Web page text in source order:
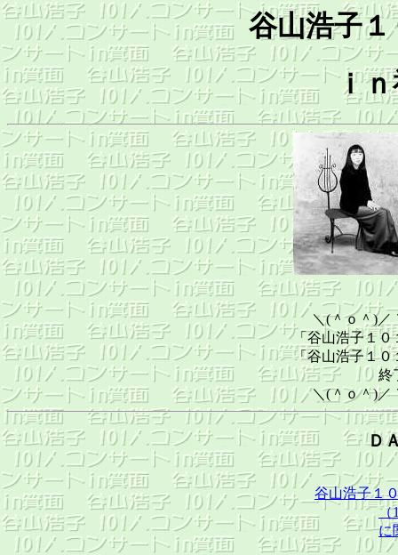
谷山浩子
ｉ
＼(＾ｏ＾)／
「谷山浩子１０
「谷山浩子１０
終
＼(＾ｏ＾)／
Ｄ
谷山浩子１
（
に